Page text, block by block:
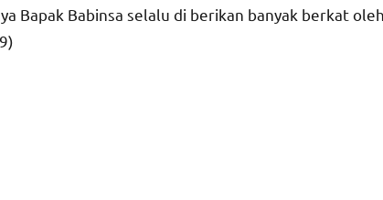
Bapak Babinsa selalu di berikan banyak berkat